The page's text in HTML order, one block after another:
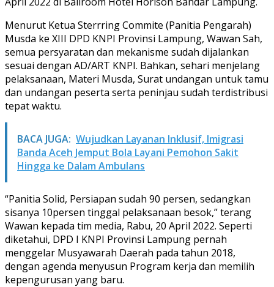
Menurut Ketua Sterrring Commite (Panitia Pengarah)
Musda ke XIII DPD KNPI Provinsi Lampung, Wawan Sah,
semua persyaratan dan mekanisme sudah dijalankan
sesuai dengan AD/ART KNPI. Bahkan, sehari menjelang
pelaksanaan, Materi Musda, Surat undangan untuk tamu
dan undangan peserta serta peninjau sudah terdistribusi
tepat waktu.
BACA JUGA: Wujudkan Layanan Inklusif, Imigrasi
Banda Aceh Jemput Bola Layani Pemohon Sakit
Hingga ke Dalam Ambulans
“Panitia Solid, Persiapan sudah 90 persen, sedangkan
sisanya 10persen tinggal pelaksanaan besok,” terang
Wawan kepada tim media, Rabu, 20 April 2022. Seperti
diketahui, DPD I KNPI Provinsi Lampung pernah
menggelar Musyawarah Daerah pada tahun 2018,
dengan agenda menyusun Program kerja dan memilih
kepengurusan yang baru.